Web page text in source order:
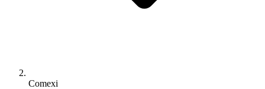
Comexi